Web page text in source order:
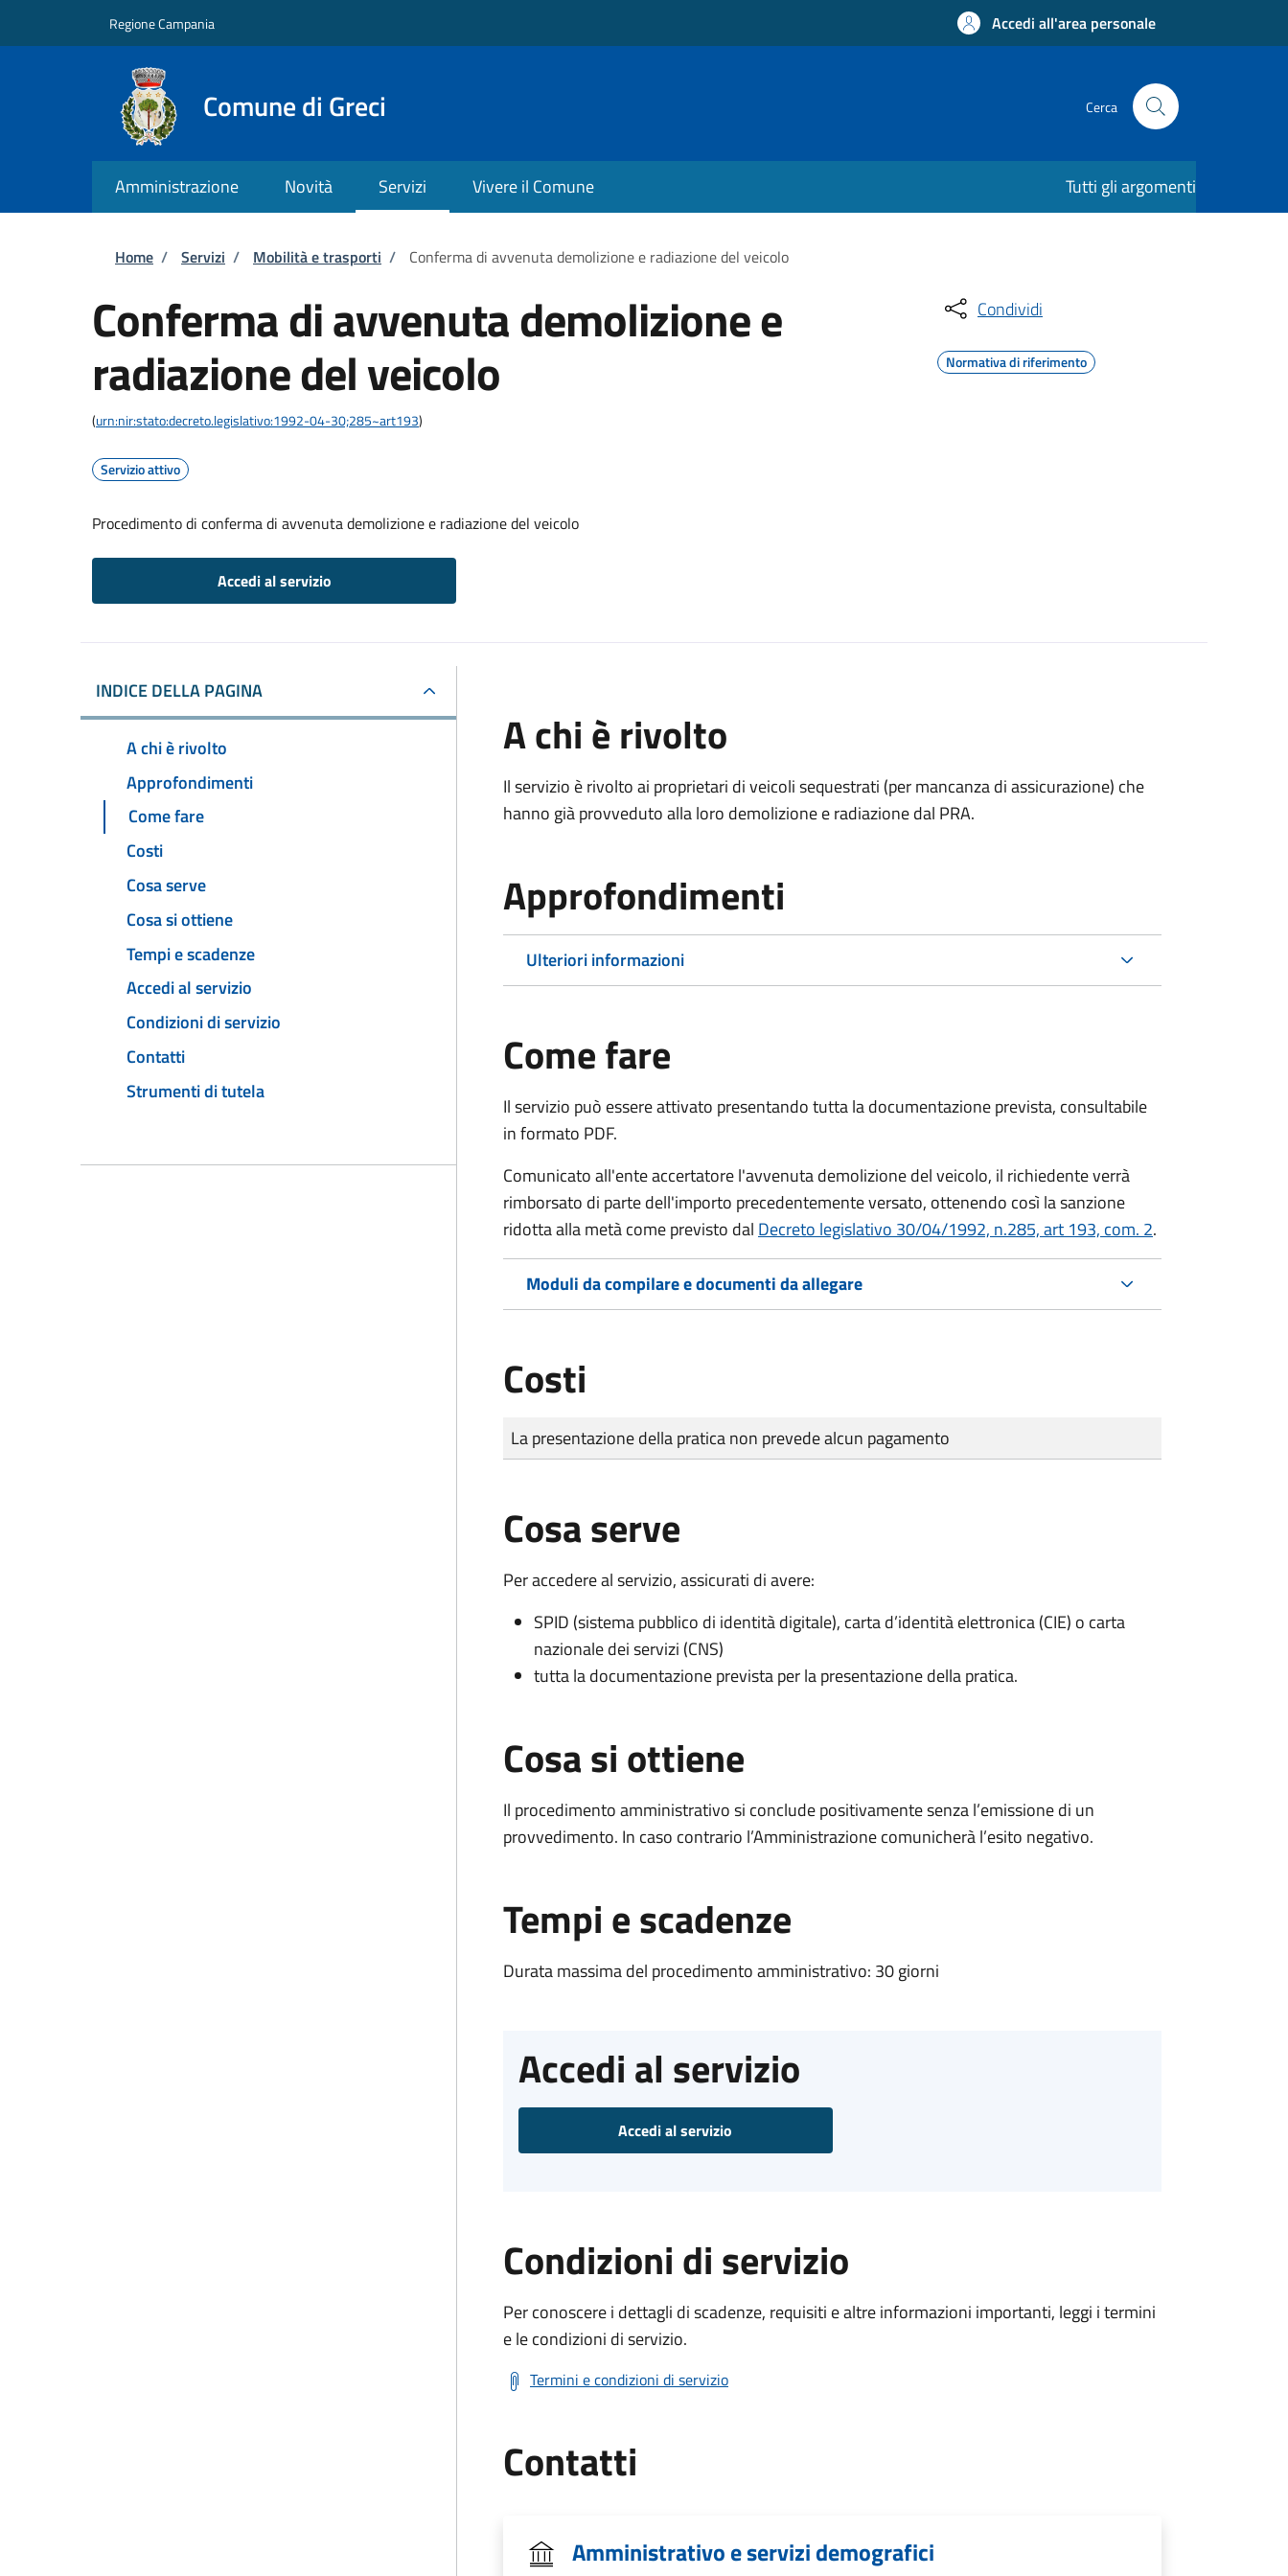
Regione Campania Accedi all'area personale
Comune di Greci Cerca
Amministrazione Novità Servizi Vivere il Comune Tutti gli argomenti
Briciole di pane
Home / Servizi / Mobilità e trasporti / Conferma di avvenuta demolizione e radiazione del veicolo
Conferma di avvenuta demolizione e
radiazione del veicolo
(urn:nir:stato:decreto.legislativo:1992-04-30;285~art193)
Servizio attivo
Procedimento di conferma di avvenuta demolizione e radiazione del veicolo
Accedi al servizio
Condividi
Normativa di riferimento
INDICE DELLA PAGINA
A chi è rivolto
Approfondimenti
Come fare
Costi
Cosa serve
Cosa si ottiene
Tempi e scadenze
Accedi al servizio
Condizioni di servizio
Contatti
Strumenti di tutela
A chi è rivolto
Il servizio è rivolto ai proprietari di veicoli sequestrati (per mancanza di assicurazione) che
hanno già provveduto alla loro demolizione e radiazione dal PRA.
Approfondimenti
Ulteriori informazioni
Come fare
Il servizio può essere attivato presentando tutta la documentazione prevista, consultabile
in formato PDF.
Comunicato all'ente accertatore l'avvenuta demolizione del veicolo, il richiedente verrà
rimborsato di parte dell'importo precedentemente versato, ottenendo così la sanzione
ridotta alla metà come previsto dal Decreto legislativo 30/04/1992, n.285, art 193, com. 2.
Moduli da compilare e documenti da allegare
Costi
Tipo di pagamento
Importo
La presentazione della pratica non prevede alcun pagamento
Cosa serve
Per accedere al servizio, assicurati di avere:
SPID (sistema pubblico di identità digitale), carta d’identità elettronica (CIE) o carta
nazionale dei servizi (CNS)
tutta la documentazione prevista per la presentazione della pratica.
Cosa si ottiene
Il procedimento amministrativo si conclude positivamente senza l’emissione di un
provvedimento. In caso contrario l’Amministrazione comunicherà l’esito negativo.
Tempi e scadenze
Durata massima del procedimento amministrativo: 30 giorni
Accedi al servizio
Accedi al servizio
Condizioni di servizio
Per conoscere i dettagli di scadenze, requisiti e altre informazioni importanti, leggi i termini
e le condizioni di servizio.
Termini e condizioni di servizio
Contatti
Amministrativo e servizi demografici